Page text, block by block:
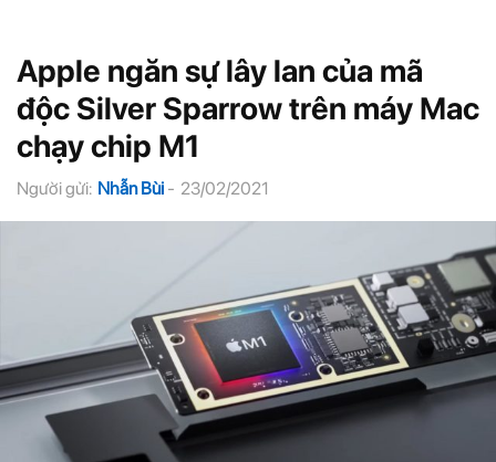
Apple ngăn sự lây lan của mã
độc Silver Sparrow trên máy Mac
chạy chip M1
Người gửi: Nhẫn Bùi - 23/02/2021